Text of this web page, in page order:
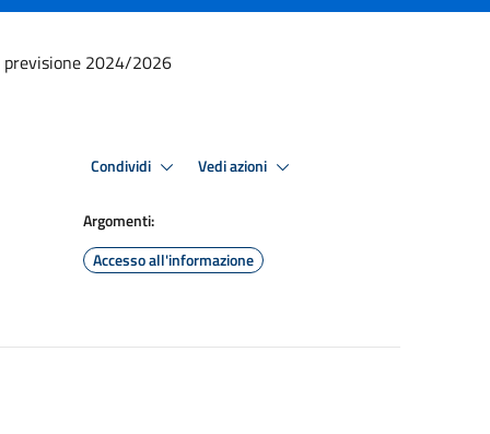
previsione 2024/2026
Condividi Vedi azioni
Argomenti:
Accesso all'informazione